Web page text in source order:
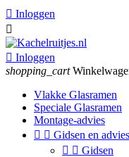
 Inloggen

 Inloggen
shopping_cart
Vlakke Glasramen
Speciale Glasramen
Montage-advies
  Gidsen en advies
  Gidsen